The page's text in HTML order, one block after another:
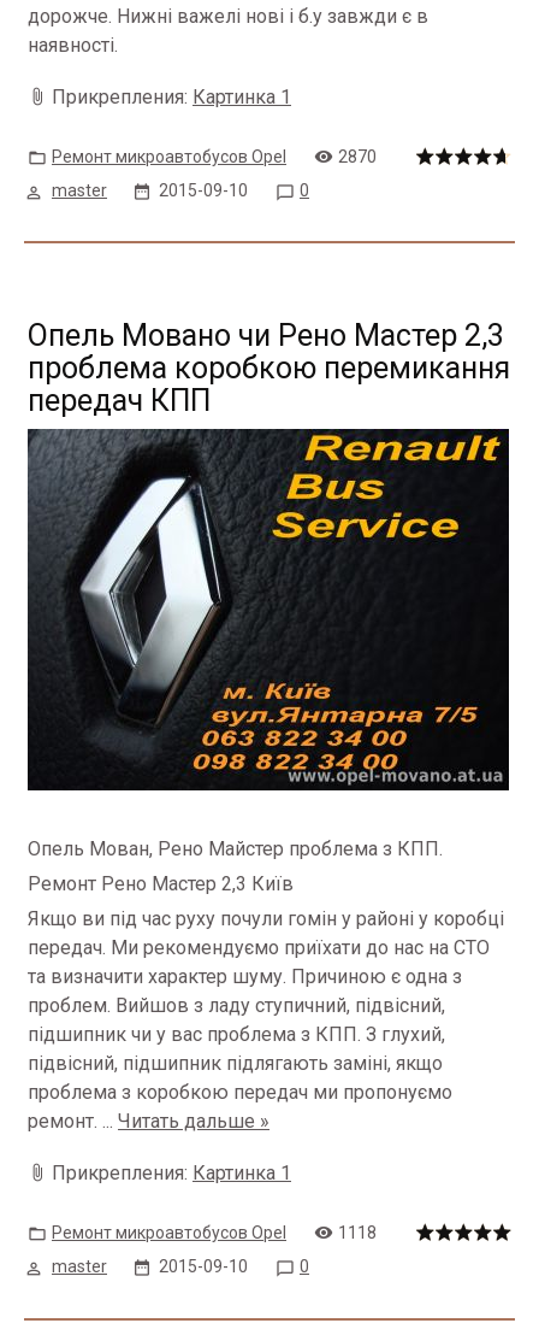
дорожче. Нижні важелі нові і б.у завжди є в
наявності.
Прикрепления: Картинка 1
Ремонт микроавтобусов Opel
2870
master
2015-09-10 0
Опель Мовано чи Рено Мастер 2,3
проблема коробкою перемикання
передач КПП
Опель Мован, Рено Майстер проблема з КПП.
Ремонт Рено Мастер 2,3 Київ
Якщо ви під час руху почули гомін у районі у коробці
передач. Ми рекомендуємо приїхати до нас на СТО
та визначити характер шуму. Причиною є одна з
проблем. Вийшов з ладу ступичний, підвісний,
підшипник чи у вас проблема з КПП. З глухий,
підвісний, підшипник підлягають заміні, якщо
проблема з коробкою передач ми пропонуємо
ремонт. ... Читать дальше »
Прикрепления: Картинка 1
Ремонт микроавтобусов Opel
1118
master
2015-09-10 0